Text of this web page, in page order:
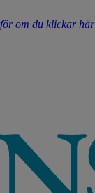
om du klickar här